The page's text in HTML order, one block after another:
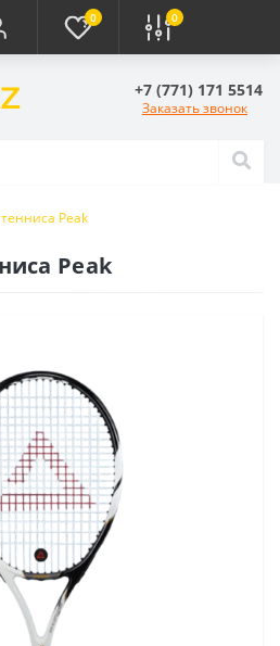
0 0
+7 (771) 171 5514
Заказать звонок
Peak
Peak